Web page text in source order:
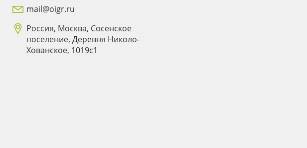
mail@oigr.ru
Россия, Москва, Сосенское
поселение, Деревня Николо-
Хованское, 1019с1